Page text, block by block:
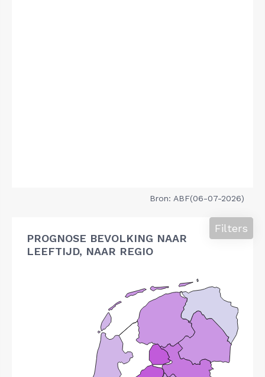
Bron: ABF(06-07-2026)
PROGNOSE BEVOLKING NAAR
LEEFTIJD, NAAR REGIO
Filters